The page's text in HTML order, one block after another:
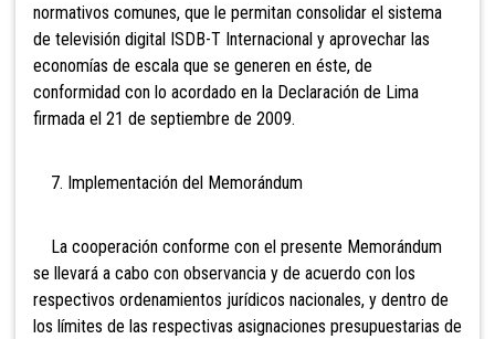
normativos comunes, que le permitan consolidar el sistema
de televisión digital ISDB-T Internacional y aprovechar las
economías de escala que se generen en éste, de
conformidad con lo acordado en la Declaración de Lima
firmada el 21 de septiembre de 2009.
7. Implementación del Memorándum
La cooperación conforme con el presente Memorándum
se llevará a cabo con observancia y de acuerdo con los
respectivos ordenamientos jurídicos nacionales, y dentro de
los límites de las respectivas asignaciones presupuestarias de